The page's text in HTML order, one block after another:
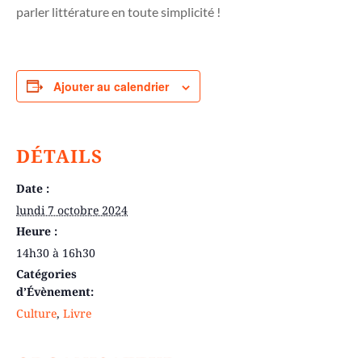
parler littérature en toute simplicité !
Ajouter au calendrier
DÉTAILS
Date :
lundi 7 octobre 2024
Heure :
14h30 à 16h30
Catégories
d’Évènement:
Culture, Livre